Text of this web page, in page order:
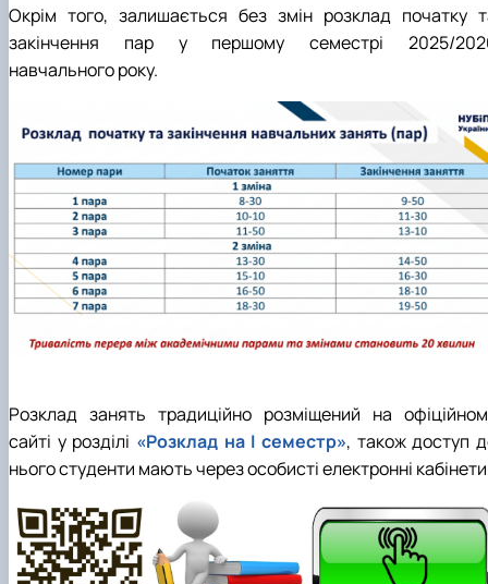
Окрім того, залишається без змін розклад початку
закінчення пар у першому семестрі 2025/
навчального року.
Розклад занять традиційно розміщений на
сайті у розділі «Розклад на І семестр», також доступ
нього студенти мають через особисті електронні